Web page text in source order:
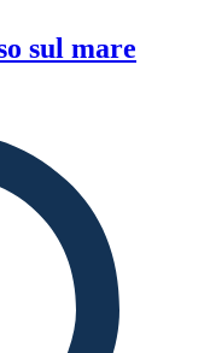
sul mare